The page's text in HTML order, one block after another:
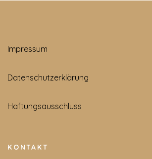
Impressum
Datenschutzerklärung
Haftungsausschluss
KONTAKT